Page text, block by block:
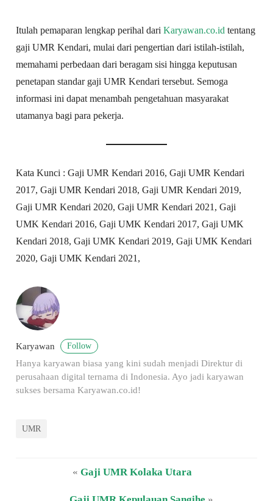
Itulah pemaparan lengkap perihal dariKaryawan.co.id tentang
gaji UMR Kendari, mulai dari pengertian dari istilah-istilah,
memahami perbedaan dari beragam sisi hingga keputusan
penetapan standar gaji UMR Kendari tersebut. Semoga
informasi ini dapat menambah pengetahuan masyarakat
utamanya bagi para pekerja.
Kata Kunci : Gaji UMR Kendari 2016, Gaji UMR Kendari
2017, Gaji UMR Kendari 2018, Gaji UMR Kendari 2019,
Gaji UMR Kendari 2020, Gaji UMR Kendari 2021, Gaji
UMK Kendari 2016, Gaji UMK Kendari 2017, Gaji UMK
Kendari 2018, Gaji UMK Kendari 2019, Gaji UMK Kendari
2020, Gaji UMK Kendari 2021,
Karyawan Follow
Hanya karyawan biasa yang kini sudah menjadi Direktur di
perusahaan digital ternama di Indonesia. Ayo jadi karyawan
sukses bersama Karyawan.co.id!
UMR
« Gaji UMR Kolaka Utara